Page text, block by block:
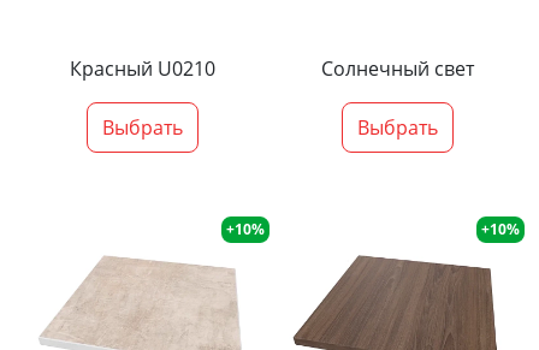
Красный U0210
Выбрать
Солнечный свет
Выбрать
+10% +10%